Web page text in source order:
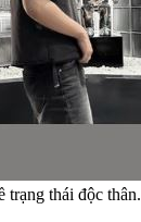
trạng thái độc thân.